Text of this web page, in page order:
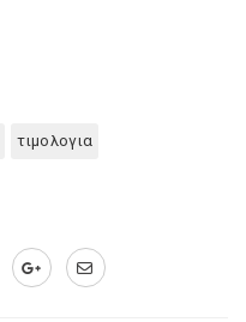
τιμολογια